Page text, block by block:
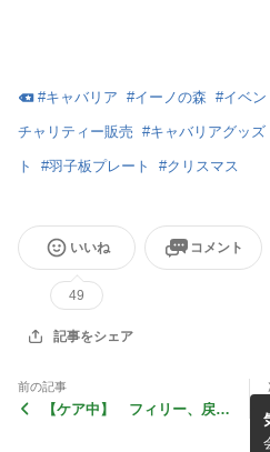
#キャバリア #イーノの森 #イベン
チャリティー販売 #キャバリアグッズ
ト #羽子板プレート #クリスマス
いいね
49
コメント
記事をシェア
前の記事
【ケア中】 フィリー、戻っ